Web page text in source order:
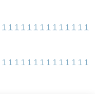
1 1 1 1 1 1 1 1 1 1 1 1 1 1
1 1 1 1 1 1 1 1 1 1 1 1 1 1